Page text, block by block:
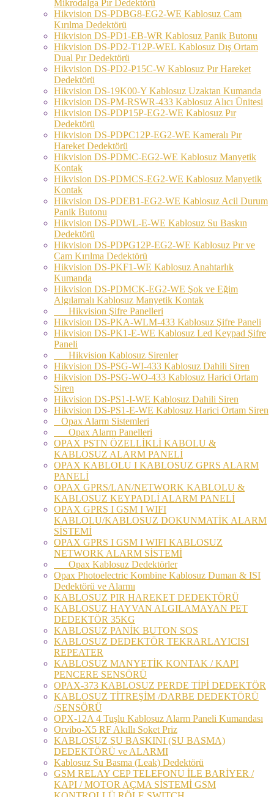
Mikrodalga Pır Dedektörü
Hikvision DS-PDBG8-EG2-WE Kablosuz Cam
Kırılma Dedektörü
Hikvision DS-PD1-EB-WR Kablosuz Panik Butonu
Hikvision DS-PD2-T12P-WEL Kablosuz Dış Ortam
Dual Pır Dedektörü
Hikvision DS-PD2-P15C-W Kablosuz Pır Hareket
Dedektörü
Hikvision DS-19K00-Y Kablosuz Uzaktan Kumanda
Hikvision DS-PM-RSWR-433 Kablosuz Alıcı Ünitesi
Hikvision DS-PDP15P-EG2-WE Kablosuz Pır
Dedektörü
Hikvision DS-PDPC12P-EG2-WE Kameralı Pır
Hareket Dedektörü
Hikvision DS-PDMC-EG2-WE Kablosuz Manyetik
Kontak
Hikvision DS-PDMCS-EG2-WE Kablosuz Manyetik
Kontak
Hikvision DS-PDEB1-EG2-WE Kablosuz Acil Durum
Panik Butonu
Hikvision DS-PDWL-E-WE Kablosuz Su Baskın
Dedektörü
Hikvision DS-PDPG12P-EG2-WE Kablosuz Pır ve
Cam Kırılma Dedektörü
Hikvision DS-PKF1-WE Kablosuz Anahtarlık
Kumanda
Hikvision DS-PDMCK-EG2-WE Şok ve Eğim
Algılamalı Kablosuz Manyetik Kontak
Hikvision Şifre Panelleri
Hikvision DS-PKA-WLM-433 Kablosuz Şifre Paneli
Hikvision DS-PK1-E-WE Kablosuz Led Keypad Şifre
Paneli
Hikvision Kablosuz Sirenler
Hikvision DS-PSG-WI-433 Kablosuz Dahili Siren
Hikvision DS-PSG-WO-433 Kablosuz Harici Ortam
Siren
Hikvision DS-PS1-I-WE Kablosuz Dahili Siren
Hikvision DS-PS1-E-WE Kablosuz Harici Ortam Siren
Opax Alarm Sistemleri
Opax Alarm Panelleri
OPAX PSTN ÖZELLİKLİ KABOLU &
KABLOSUZ ALARM PANELİ
OPAX KABLOLU I KABLOSUZ GPRS ALARM
PANELİ
OPAX GPRS/LAN/NETWORK KABLOLU &
KABLOSUZ KEYPADLİ ALARM PANELİ
OPAX GPRS I GSM I WIFI
KABLOLU/KABLOSUZ DOKUNMATİK ALARM
SİSTEMİ
OPAX GPRS I GSM I WIFI KABLOSUZ
NETWORK ALARM SİSTEMİ
Opax Kablosuz Dedektörler
Opax Photoelectric Kombine Kablosuz Duman & ISI
Dedektörü ve Alarmı
KABLOSUZ PIR HAREKET DEDEKTÖRÜ
KABLOSUZ HAYVAN ALGILAMAYAN PET
DEDEKTÖR 35KG
KABLOSUZ PANİK BUTON SOS
KABLOSUZ DEDEKTÖR TEKRARLAYICISI
REPEATER
KABLOSUZ MANYETİK KONTAK / KAPI
PENCERE SENSÖRÜ
OPAX-373 KABLOSUZ PERDE TİPİ DEDEKTÖR
KABLOSUZ TİTREŞİM /DARBE DEDEKTÖRÜ
/SENSÖRÜ
OPX-12A 4 Tuşlu Kablosuz Alarm Paneli Kumandası
Orvibo-X5 RF Akıllı Soket Priz
KABLOSUZ SU BASKINI (SU BASMA)
DEDEKTÖRÜ ve ALARMI
Kablosuz Su Basma (Leak) Dedektörü
GSM RELAY CEP TELEFONU İLE BARİYER /
KAPI / MOTOR AÇMA SİSTEMİ GSM